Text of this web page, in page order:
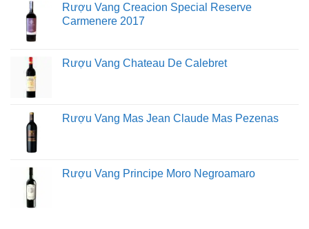
Rượu Vang Creacion Special Reserve
Carmenere 2017
Rượu Vang Chateau De Calebret
Rượu Vang Mas Jean Claude Mas Pezenas
Rượu Vang Principe Moro Negroamaro